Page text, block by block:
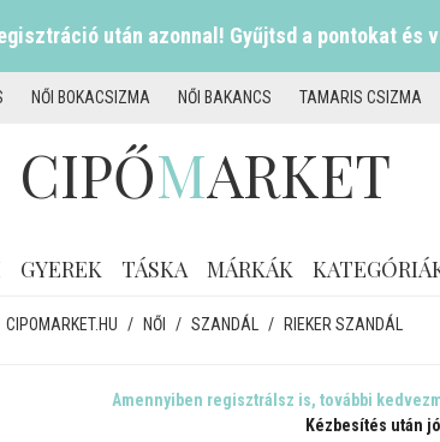
után azonnal! Gyűjtsd a pontokat és
NŐI BOKACSIZMA NŐI BAKANCS TAMARIS CSIZMA
GYEREK TÁSKA MÁRKÁK
CIPŐMARKET
CIPOMARKET.HU / NŐI / SZANDÁL / RIEKER SZANDÁL
Amennyiben regisztrálsz is, további
Kézbesítés után